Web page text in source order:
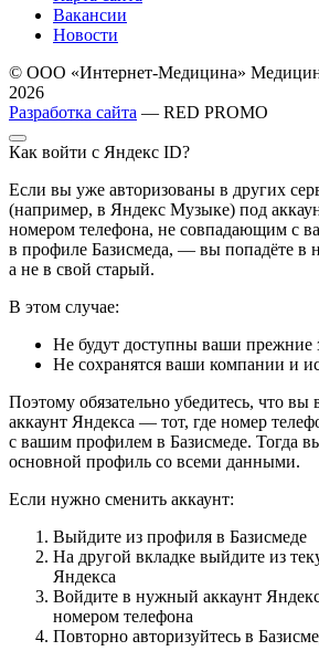
Вакансии
Новости
© ООО «Интернет-Медицина»
2026
Разработка сайта — RED PROMO
Как войти с Яндекс ID?
Если вы уже авторизованы в других
(например, в Яндекс Музыке) под
номером телефона, не совпадающим с
в профиле Базисмеда, — вы попадёте в
а не в свой старый.
В этом случае:
Не будут доступны ваши прежние
Не сохранятся ваши компании и
Поэтому обязательно убедитесь, что
аккаунт Яндекса — тот, где номер
с вашим профилем в Базисмеде. Тогда
основной профиль со всеми данными.
Если нужно сменить аккаунт:
Выйдите из профиля в Базисмеде
На другой вкладке выйдите из
Яндекса
Войдите в нужный аккаунт
номером телефона
Повторно авторизуйтесь в